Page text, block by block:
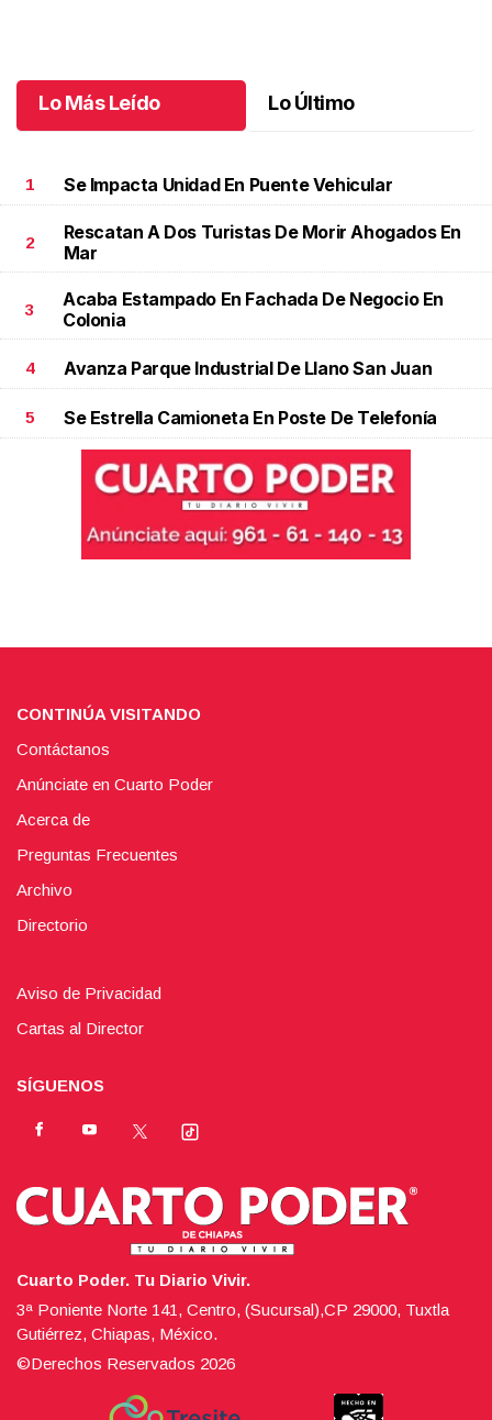
Lo Más Leído Lo Último
1 Se Impacta Unidad En Puente Vehicular
2
Rescatan A Dos Turistas De Morir Ahogados En
Mar
3
Acaba Estampado En Fachada De Negocio En
Colonia
4 Avanza Parque Industrial De Llano San Juan
5 Se Estrella Camioneta En Poste De Telefonía
CONTINÚA VISITANDO
Contáctanos
Anúnciate en Cuarto Poder
Acerca de
Preguntas Frecuentes
Archivo
Directorio
Aviso de Privacidad
Cartas al Director
SÍGUENOS
Cuarto Poder. Tu Diario Vivir.
3ª Poniente Norte 141, Centro, (Sucursal),CP 29000, Tuxtla
Gutiérrez, Chiapas, México.
©Derechos Reservados 2026